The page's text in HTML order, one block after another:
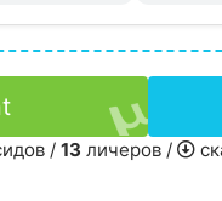
/ 13 личеров /